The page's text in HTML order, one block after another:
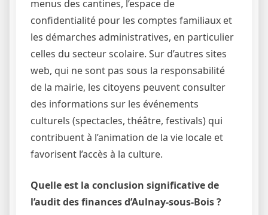
menus des cantines, l’espace de
confidentialité pour les comptes familiaux et
les démarches administratives, en particulier
celles du secteur scolaire. Sur d’autres sites
web, qui ne sont pas sous la responsabilité
de la mairie, les citoyens peuvent consulter
des informations sur les événements
culturels (spectacles, théâtre, festivals) qui
contribuent à l’animation de la vie locale et
favorisent l’accès à la culture.
Quelle est la conclusion significative de
l’audit des finances d’Aulnay-sous-Bois ?